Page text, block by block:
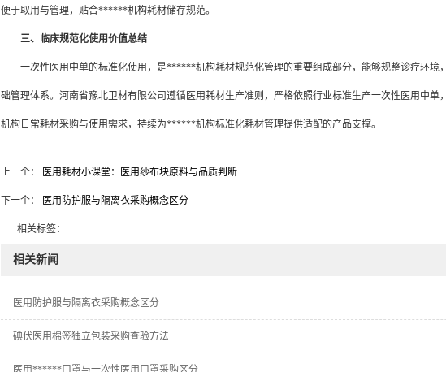
便于取用与管理，贴合******机构耗材储存规范。
三、临床规范化使用价值总结
一次性医用中单的标准化使用，是******机构耗材规范化管理的重要组成部分，能够规整诊疗环境
础管理体系。河南省豫北卫材有限公司遵循医用耗材生产准则，严格依照行业标准生产一次性医用中
机构日常耗材采购与使用需求，持续为******机构标准化耗材管理提供适配的产品支撑。
上一个： 医用耗材小课堂：医用纱布块原料与品质判断
下一个： 医用防护服与隔离衣采购概念区分
相关标签：
相关新闻
医用防护服与隔离衣采购概念区分
碘伏医用棉签独立包装采购查验方法
医用******口罩与一次性医用口罩采购区分